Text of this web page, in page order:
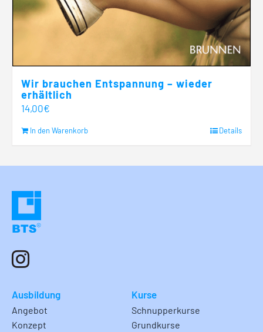
Wir brauchen Entspannung – wieder
erhältlich
14,00€
In den Warenkorb Details
Ausbildung
Angebot
Konzept
Kurse
Schnupperkurse
Grundkurse